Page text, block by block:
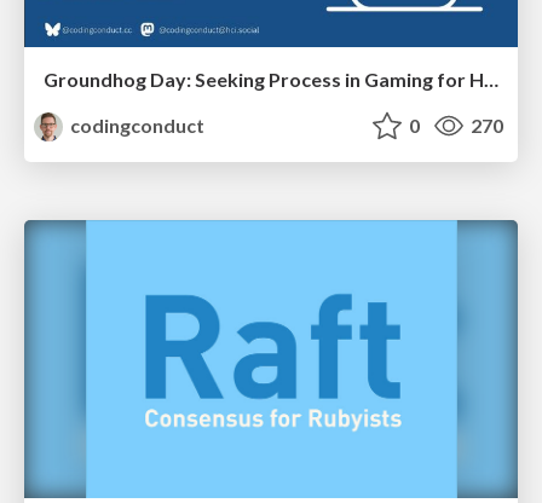
Groundhog Day: Seeking Process in Gaming for Health
codingconduct
0 270